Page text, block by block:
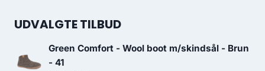
UDVALGTE TILBUD
Green Comfort - Wool boot m/skindsål - Brun
- 41